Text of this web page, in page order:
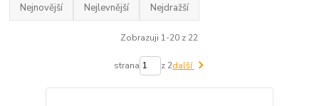
Nejnovější Nejlevnější Nejdražší
Zobrazuji 1-20 z 22
strana z 2další